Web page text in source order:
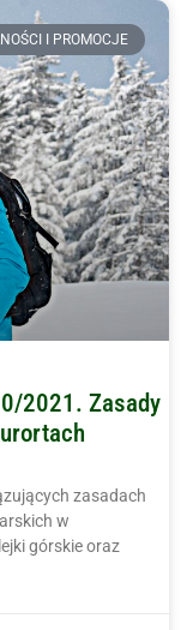
I PROMOCJE
2021. Zasady
zasadach
w
górskie oraz